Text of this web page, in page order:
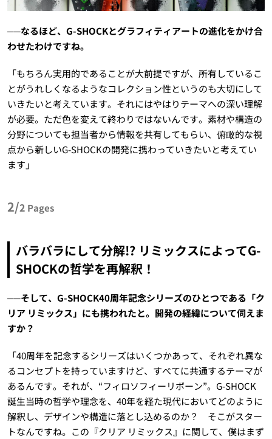
──なるほど、G-SHOCKとグラフィティアートの進化をかけ合
わせたわけですね。
「もちろん実用的であることが大前提ですが、所有しているこ
とがうれしくなるようなコレクション性というのも大切にして
いきたいと考えています。それにはやはりテーマへの深い理解
が必要。ただ色を変えて終わりではないんです。素材や構造の
分野についても担当者から情報を共有してもらい、俯瞰的な視
点から新しいG-SHOCKの開発に携わっていきたいと考えてい
ます」
2/2 Pages
バラバラにして分解!? リミックスによってG-
SHOCKの哲学を再解釈！
──そして、G-SHOCK40周年記念シリーズのひとつである「ク
リア リミックス」にも携われたと。開発の経緯について伺えま
すか？
「40周年を記念するシリーズはいくつかあって、それぞれ異な
るコンセプトを持っていますけど、すべてに共通するテーマが
あるんです。それが、“フィロソフィーリボーン”。G-SHOCK
誕生当時の哲学や理念を、40年を経た現代においてどのように
解釈し、デザインや構造に落とし込めるのか？ そこがスター
トなんですね。この『クリア リミックス』に関して、僕はまず